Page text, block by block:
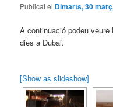
Publicat el Dimarts, 30
A continuació podeu veure
dies a Dubai.
[Show as slideshow]